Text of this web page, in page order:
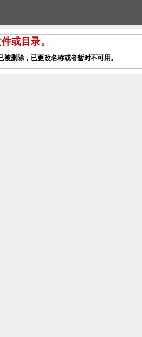
或目录。
删除，已更改名称或者暂时不可用。